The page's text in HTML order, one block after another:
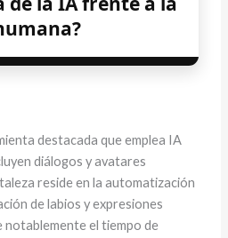
destacada que emplea IA
diálogos y avatares
reside en la automatización
de labios y expresiones
notablemente el tiempo de